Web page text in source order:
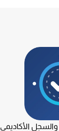
الأكاديمي